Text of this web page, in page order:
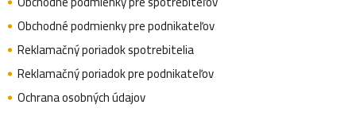
s
u
ä
t
Obchodné podmienky pre podnikateľov
Reklamačný poriadok spotrebitelia
Reklamačný poriadok pre podnikateľov
Ochrana osobných údajov